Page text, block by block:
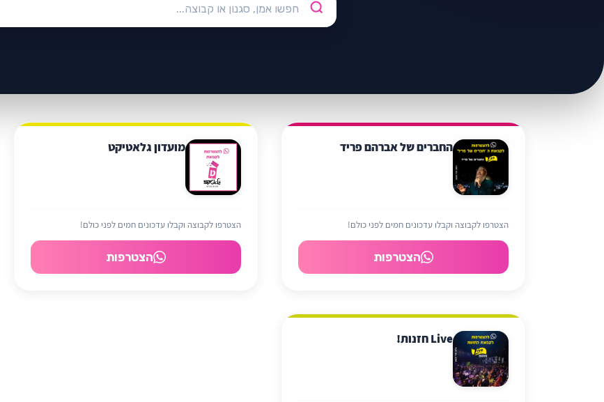
החברים של אברהם פריד
הצטרפו לקבוצה וקבלו עדכונים חמים לפני כולם!
הצטרפות
מועדון גלאטיקט
הצטרפו לקבוצה וקבלו עדכונים חמים לפני כולם!
הצטרפות
Live חזנות!